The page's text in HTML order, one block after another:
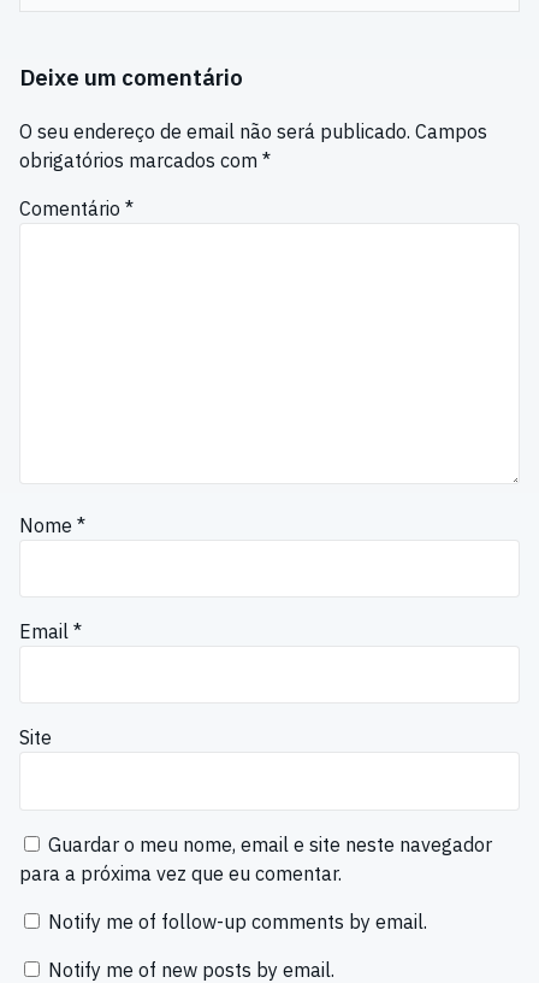
Deixe um comentário
O seu endereço de email não será publicado. Campos
obrigatórios marcados com *
Comentário *
Nome *
Email *
Site
Guardar o meu nome, email e site neste navegador
para a próxima vez que eu comentar.
Notify me of follow-up comments by email.
Notify me of new posts by email.